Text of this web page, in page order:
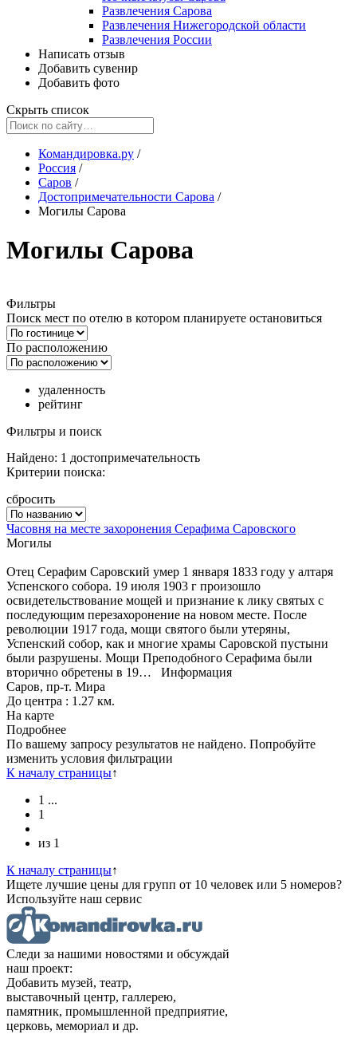
Развлечения Сарова
Развлечения Нижегородской области
Развлечения России
Написать отзыв
Добавить сувенир
Добавить фото
Скрыть список
Командировка.ру /
Россия /
Саров /
Достопримечательности Сарова /
Могилы Сарова
Могилы Сарова
Фильтры
Поиск мест по отелю в котором планируете остановиться
По расположению
удаленность
рейтинг
Фильтры и поиск
Найдено: 1 достопримечательность
Критерии поиска:
сбросить
Часовня на месте захоронения Серафима Саровского
Могилы
Отец Серафим Саровский умер 1 января 1833 году у алтаря
Успенского собора. 19 июля 1903 г произошло
освидетельствование мощей и признание к лику святых с
последующим перезахоронение на новом месте. После
революции 1917 года, мощи святого были утеряны,
Успенский собор, как и многие храмы Саровской пустыни
были разрушены. Мощи Преподобного Серафима были
вторично обретены в 19… Информация
Саров, пр-т. Мира
До центра : 1.27 км.
На карте
Подробнее
По вашему запросу результатов не найдено. Попробуйте
изменить условия фильтрации
К началу страницы↑
1 ...
1
из 1
К началу страницы↑
Ищете лучшие цены для групп от 10 человек или 5 номеров?
Используйте наш сервис
Следи за нашими новостями и обсуждай
наш проект:
Добавить музей, театр,
выставочный центр, галлерею,
памятник, промышленной предприятие,
церковь, мемориал и др.